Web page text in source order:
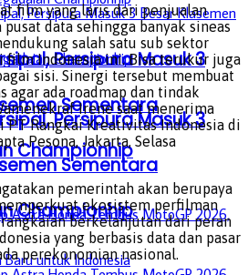
Persipura Masuk 3
Sementara
Championhip
Persipura Masuk 3
Sementara
Championhip
film yang laris dari penjualan
data sehingga banyak sineas
salah satu sub sektor
Indonesia ini. Bisa terukur juga
sisi. Sinergi tersebut membuat
agar ada roadmap dan tindak
Irene saat menerima
PT Rangkai Kreativitas Indonesia di
Pesona, Jakarta, Selasa
pemerintah akan berupaya
ekosistem perfilman
berkelanjutan dari peran
yang berbasis data dan pasar
perekonomian nasional.